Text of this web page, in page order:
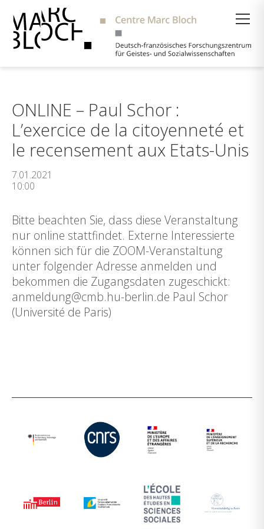
ONLINE – Paul Schor :
L’exercice de la citoyenneté et
le recensement aux Etats-Unis
7.01.2021
10:00
Bitte beachten Sie, dass diese Veranstaltung
nur online stattfindet. Externe Interessierte
können sich für die ZOOM-Veranstaltung
unter folgender Adresse anmelden und
bekommen die Zugangsdaten zugeschickt:
anmeldung@cmb.hu-berlin.de Paul Schor
(Université de Paris)